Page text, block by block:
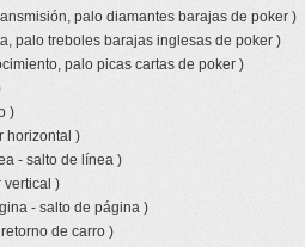
palo diamantes barajas de poker )
palo treboles barajas inglesas de poker )
palo picas cartas de poker )
)
horizontal )
- salto de línea )
vertical )
- salto de página )
de carro )